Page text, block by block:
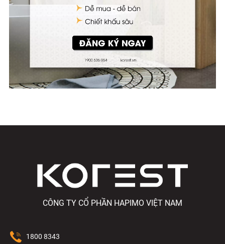
CÔNG TY CỔ PHẦN HAPIMO VIỆT NAM
1800 8343